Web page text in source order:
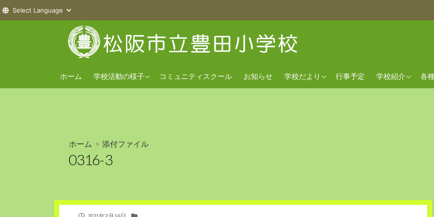
へ
ホーム 学校活動の様子
2026年度
コミュニティスクール お知らせ 学校だより
2026年度
行事予定 学校紹介
経営方針
各
欠
ホーム > 添付ファイル
0316-3
公